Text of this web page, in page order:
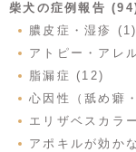
柴犬の症例報告
膿皮症・湿疹 (1)
アトピー・アレ
脂漏症 (12)
心因性（舐め癖
エリザベスカラ
アポキルが効か